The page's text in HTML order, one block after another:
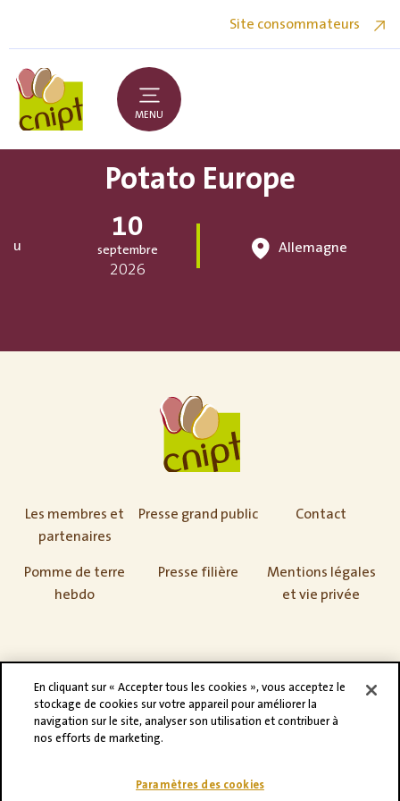
Site consommateurs
MENU
Potato Europe
au
10
septembre
2026
Allemagne
Les membres et
partenaires
Presse grand public Contact
Pomme de terre
hebdo
Presse filière
Mentions légales
et vie privée
En cliquant sur « Accepter tous les cookies », vous acceptez le
stockage de cookies sur votre appareil pour améliorer la
navigation sur le site, analyser son utilisation et contribuer à
nos efforts de marketing.
Paramètres des cookies